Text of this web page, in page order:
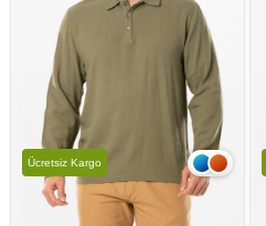
Ücretsiz Kargo